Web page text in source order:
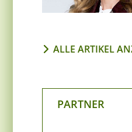
ALLE ARTIKEL
PARTNER